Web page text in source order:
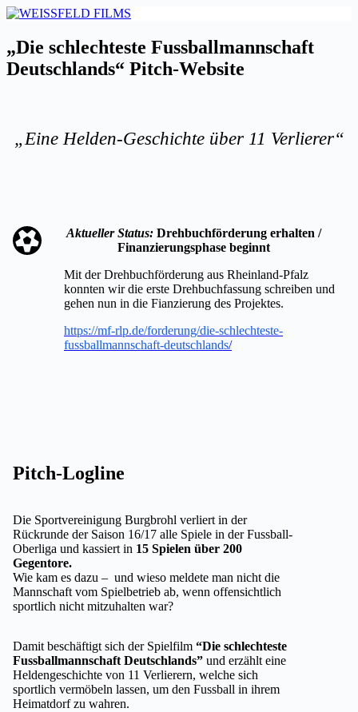
Zum
springen
„Die schlechteste Fussballmannschaft
Deutschlands“ Pitch-Website
„Eine Helden-Geschichte über 11 Verlierer“
Aktueller Status: Drehbuchförderung erhalten /
Finanzierungsphase beginnt
Mit der Drehbuchförderung aus Rheinland-Pfalz
konnten wir die erste Drehbuchfassung schreiben und
gehen nun in die Fianzierung des Projektes.
https://mf-rlp.de/forderung/die-schlechteste-
fussballmannschaft-deutschlands/
Pitch-Logline
Die Sportvereinigung Burgbrohl verliert in der
Rückrunde der Saison 16/17 alle Spiele in der Fussball-
Oberliga und kassiert in 15 Spielen über 200
Gegentore.
Wie kam es dazu – und wieso meldete man nicht die
Mannschaft vom Spielbetrieb ab, wenn offensichtlich
sportlich nicht mitzuhalten war?
Damit beschäftigt sich der Spielfilm “Die schlechteste
Fussballmannschaft Deutschlands” und erzählt eine
Heldengeschichte von 11 Verlierern, welche sich
sportlich vermöbeln lassen, um den Fussball in ihrem
Heimatdorf zu wahren.